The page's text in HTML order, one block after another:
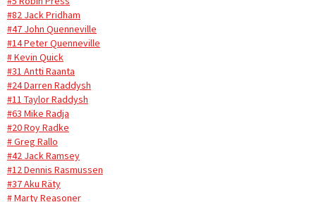
#82 Jack Pridham
#47 John Quenneville
#14 Peter Quenneville
# Kevin Quick
#31 Antti Raanta
#24 Darren Raddysh
#11 Taylor Raddysh
#63 Mike Radja
#20 Roy Radke
# Greg Rallo
#42 Jack Ramsey
#12 Dennis Rasmussen
#37 Aku Räty
# Marty Reasoner